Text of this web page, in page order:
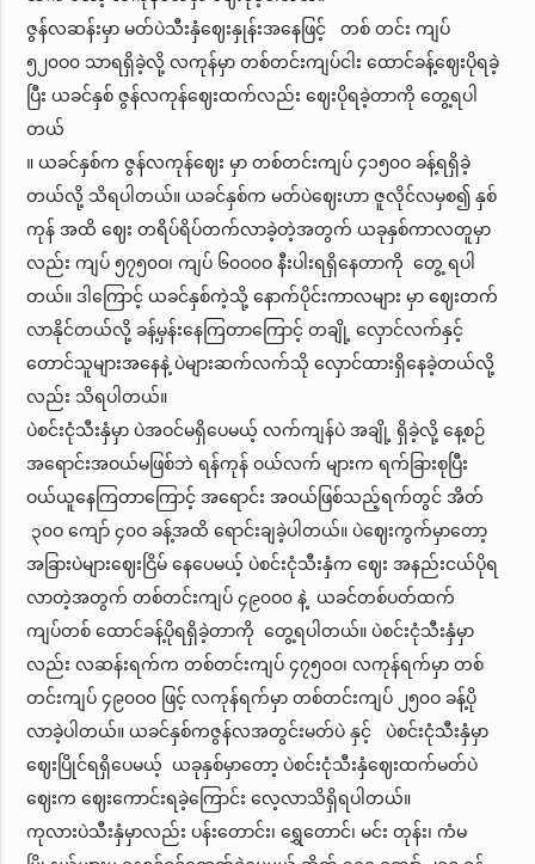
ဇွန်လဆန်းမှာ မတ်ပဲသီးနှံဈေးနှုန်းအနေဖြင့် တစ် တင်း ကျပ်
၅၂၀ဝ၀ သာရရှိခဲ့လို့ လကုန်မှာ တစ်တင်းကျပ်ငါး ထောင်ခန့်ဈေးပိုရခဲ့
ပြီး ယခင်နှစ် ဇွန်လကုန်ဈေးထက်လည်း ဈေးပိုရခဲ့တာကို တွေ့ရပါ
တယ်
။ ယခင်နှစ်က ဇွန်လကုန်ဈေး မှာ တစ်တင်းကျပ် ၄၁၅၀ဝ ခန့်ရရှိခဲ့
တယ်လို့ သိရပါတယ်။ ယခင်နှစ်က မတ်ပဲဈေးဟာ ဇူလိုင်လမှစ၍ နှစ်
ကုန် အထိ ဈေး တရိပ်ရိပ်တက်လာခဲ့တဲ့အတွက် ယခုနှစ်ကာလတူမှာ
လည်း ကျပ် ၅၇၅၀ဝ၊ ကျပ် ၆၀ဝ၀ဝ နီးပါးရရှိနေတာကို တွေ့ ရပါ
တယ်။ ဒါကြောင့် ယခင်နှစ်ကဲ့သို့ နောက်ပိုင်းကာလများ မှာ ဈေးတက်
လာနိုင်တယ်လို့ ခန့်မှန်းနေကြတာကြောင့် တချို့ လှောင်လက်နှင့်
တောင်သူများအနေနဲ့ ပဲများဆက်လက်သို လှောင်ထားရှိနေခဲ့တယ်လို့
လည်း သိရပါတယ်။
ပဲစင်းငုံသီးနှံမှာ ပဲအဝင်မရှိပေမယ့် လက်ကျန်ပဲ အချို့ ရှိခဲ့လို့ နေ့စဉ်
အရောင်းအဝယ်မဖြစ်ဘဲ ရန်ကုန် ဝယ်လက် များက ရက်ခြားစုပြီး
ဝယ်ယူနေကြတာကြောင့် အရောင်း အဝယ်ဖြစ်သည့်ရက်တွင် အိတ်
၃၀ဝ ကျော် ၄၀ဝ ခန့်အထိ ရောင်းချခဲ့ပါတယ်။ ပဲဈေးကွက်မှာတော့
အခြားပဲများဈေးငြိမ် နေပေမယ့် ပဲစင်းငုံသီးနှံက ဈေး အနည်းငယ်ပိုရ
လာတဲ့အတွက် တစ်တင်းကျပ် ၄၉၀ဝ၀ နဲ့ ယခင်တစ်ပတ်ထက်
ကျပ်တစ် ထောင်ခန့်ပိုရရှိခဲ့တာကို တွေ့ရပါတယ်။ ပဲစင်းငုံသီးနှံမှာ
လည်း လဆန်းရက်က တစ်တင်းကျပ် ၄၇၅၀ဝ၊ လကုန်ရက်မှာ တစ်
တင်းကျပ် ၄၉၀ဝ၀ ဖြင့် လကုန်ရက်မှာ တစ်တင်းကျပ် ၂၅၀ဝ ခန့်ပို
လာခဲ့ပါတယ်။ ယခင်နှစ်ကဇွန်လအတွင်းမတ်ပဲ နှင့် ပဲစင်းငုံသီးနှံမှာ
ဈေးပြိုင်ရရှိပေမယ့် ယခုနှစ်မှာတော့ ပဲစင်းငုံသီးနှံဈေးထက်မတ်ပဲ
ဈေးက ဈေးကောင်းရခဲ့ကြောင်း လေ့လာသိရှိရပါတယ်။
ကုလားပဲသီးနှံမှာလည်း ပန်းတောင်း၊ ရွှေတောင်၊ မင်း တုန်း၊ ကံမ